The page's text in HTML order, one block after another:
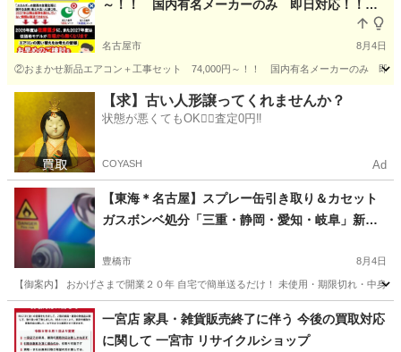
～！！ 国内有名メーカーのみ 即日対応！！
安心の電気工事士２種 取り付け年間数百台の実
績！！
名古屋市 8月4日
②おまかせ新品エアコン＋工事セット 74,000円～！！ 国内有名メーカーのみ 即
リサイクルショップ 取り付け
【求】古い人形譲ってくれませんか？
状態が悪くてもOK🙆‍♀️査定0円‼️
COYASH Ad
【東海＊名古屋】スプレー缶引き取り＆カセット
ガスボンベ処分「三重・静岡・愛知・岐阜」新
用途中
豊橋市 8月4日
【御案内】 おかげさまで開業２０年 自宅で簡単送るだけ！ 未使用・期限切れ・中身
愛知 豊橋市 リサイクルショップ スプレー缶
一宮店 家具・雑貨販売終了に伴う 今後の買取対応
に関して 一宮市 リサイクルショップ